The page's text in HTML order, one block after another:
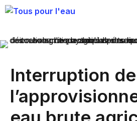
Aller
Interruption de